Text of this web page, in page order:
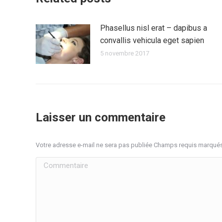
Phasellus nisl erat – dapibus a
convallis vehicula eget sapien
5 novembre 2017
Laisser un commentaire
Votre adresse e-mail ne sera pas publiée Champs requis
Commentaire